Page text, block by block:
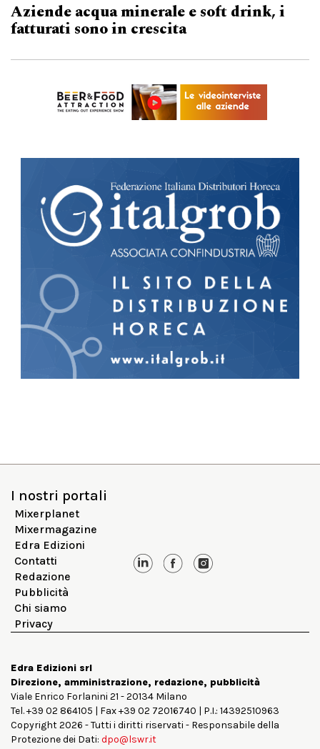
Aziende acqua minerale e soft drink, i
fatturati sono in crescita
I nostri portali
Mixerplanet
Mixermagazine
Edra Edizioni
Contatti
Redazione
Pubblicità
Chi siamo
Privacy
Edra Edizioni srl
Direzione, amministrazione, redazione, pubblicità
Viale Enrico Forlanini 21 - 20134 Milano
Tel. +39 02 864105 | Fax +39 02 72016740 | P.I.: 14392510963
Copyright 2026 - Tutti i diritti riservati - Responsabile della
Protezione dei Dati: dpo@lswr.it